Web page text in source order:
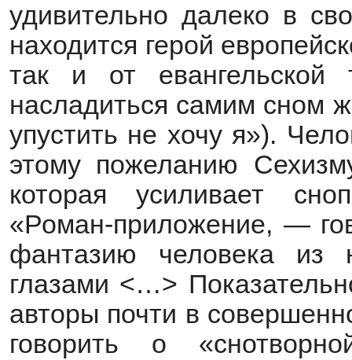
удивительно далеко в
находится герой
так и от евангельской
насладиться самим сном
упустить не хочу я»).
этому пожеланию
которая усиливает
«Роман-приложение, —
фантазию человека из
глазами <…>
авторы почти в
говорить о